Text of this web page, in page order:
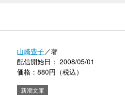
山崎豊子／著
配信開始日： 2008/05/01
価格：880円（税込）
新潮文庫